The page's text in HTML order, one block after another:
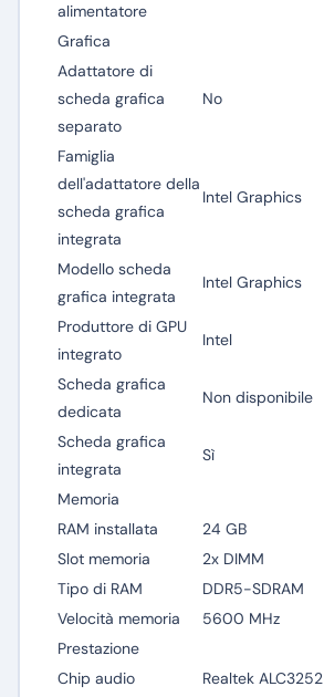
alimentatore
Grafica
Adattatore di
scheda grafica
separato
No
Famiglia
dell'adattatore della
scheda grafica
integrata
Intel Graphics
Modello scheda
grafica integrata
Intel Graphics
Produttore di GPU
integrato
Intel
Scheda grafica
dedicata
Non disponibile
Scheda grafica
integrata
Sì
Memoria
RAM installata
24 GB
Slot memoria
2x DIMM
Tipo di RAM
DDR5-SDRAM
Velocità memoria
5600 MHz
Prestazione
Chip audio
Realtek ALC3252